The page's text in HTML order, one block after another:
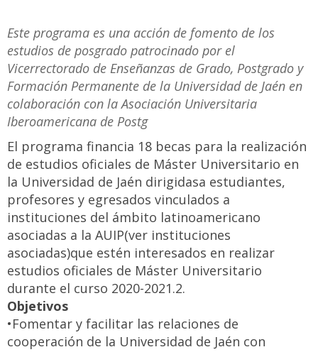
Este programa es una acción de fomento de los
estudios de posgrado patrocinado por el
Vicerrectorado de Enseñanzas de Grado, Postgrado y
Formación Permanente de la Universidad de Jaén en
colaboración con la Asociación Universitaria
Iberoamericana de Postg
El programa financia 18 becas para la realización
de estudios oficiales de Máster Universitario en
la Universidad de Jaén dirigidasa estudiantes,
profesores y egresados vinculados a
instituciones del ámbito latinoamericano
asociadas a la AUIP(ver instituciones
asociadas)que estén interesados en realizar
estudios oficiales de Máster Universitario
durante el curso 2020-2021.2.
Objetivos
•Fomentar y facilitar las relaciones de
cooperación de la Universidad de Jaén con